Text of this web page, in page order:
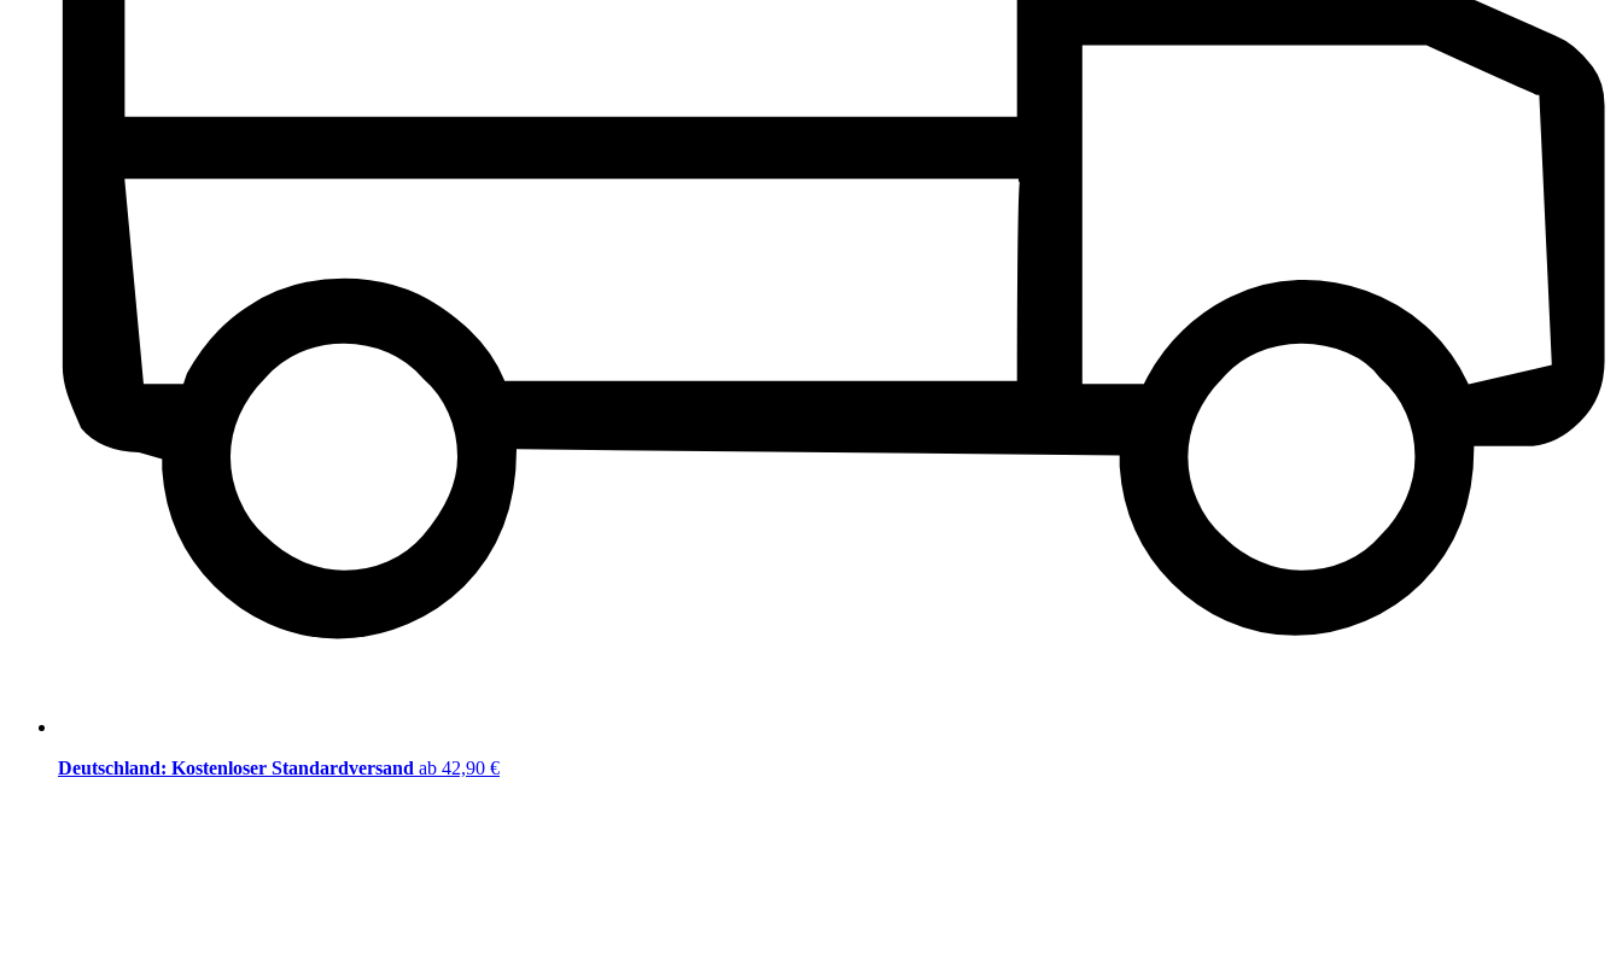
Deutschland: Kostenloser Standardversand ab 42,90 €